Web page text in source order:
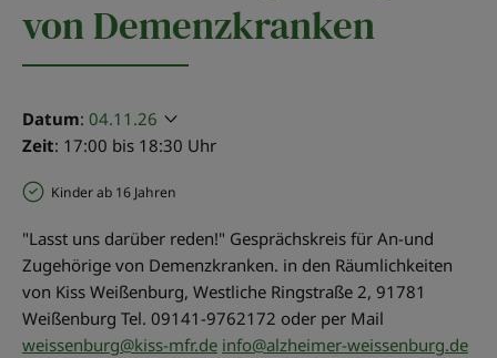
von Demenzkranken
Datum: 04.11.26
Zeit: 17:00 bis 18:30 Uhr
Kinder ab 16 Jahren
"Lasst uns darüber reden!" Gesprächskreis für An-und
Zugehörige von Demenzkranken. in den Räumlichkeiten
von Kiss Weißenburg, Westliche Ringstraße 2, 91781
Weißenburg Tel. 09141-9762172 oder per Mail
weissenburg@kiss-mfr.de info@alzheimer-weissenburg.de